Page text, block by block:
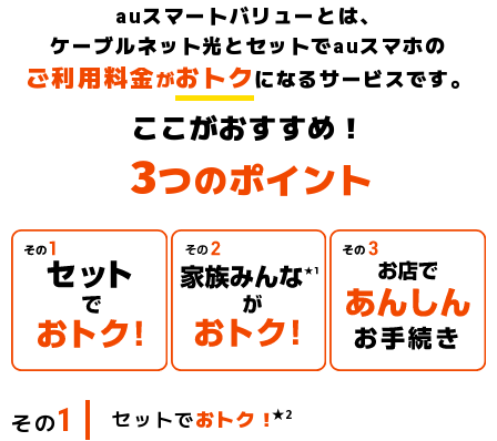
auスマートバリューとは、
ケーブルネット光とセットでauスマホの
ご利用料金がおトクになるサービスです。
ここがおすすめ！
3つのポイント
その1 セットでおトク！★2